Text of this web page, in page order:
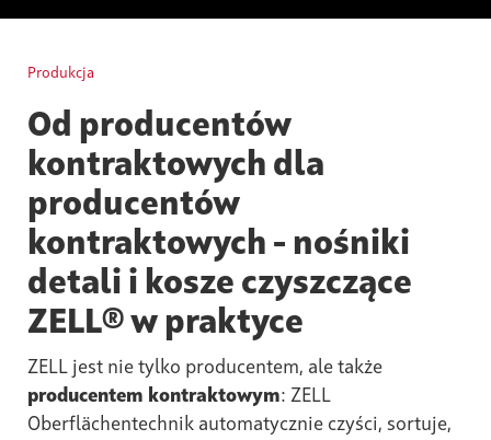
Produkcja
Od producentów
kontraktowych dla
producentów
kontraktowych - nośniki
detali i kosze czyszczące
ZELL® w praktyce
ZELL jest nie tylko producentem, ale także
producentem kontraktowym: ZELL
Oberflächentechnik automatycznie czyści, sortuje,